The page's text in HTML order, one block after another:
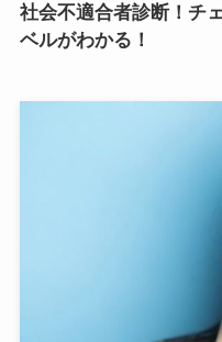
社会不適合者診断！チ
ベルがわかる！